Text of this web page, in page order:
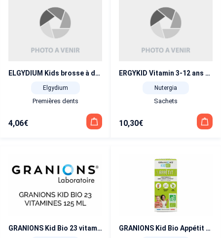
ELGYDIUM Kids brosse à dents 2 à 6 ans
Elgydium
Premières dents
4,06€
ERGYKID Vitamin 3-12 ans 14 sachets
Nutergia
Sachets
10,30€
GRANIONS Kid Bio 23 vitamines 125 ml GRANIONS Kid Bio Appétit 125 ml